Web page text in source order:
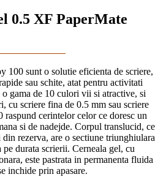
0.5 XF PaperMate
100 sunt o solutie eficienta de scriere,
sau schite, atat pentru activitati
gama de 10 culori vii si atractive, si
cu scriere fina de 0.5 mm sau scriere
cerintelor celor ce doresc un
si de nadejde. Corpul translucid, ce
rezerva, are o sectiune triunghiulara
durata scrierii. Cerneala gel, cu
este pastrata in permanenta fluida
inchide prin apasare.